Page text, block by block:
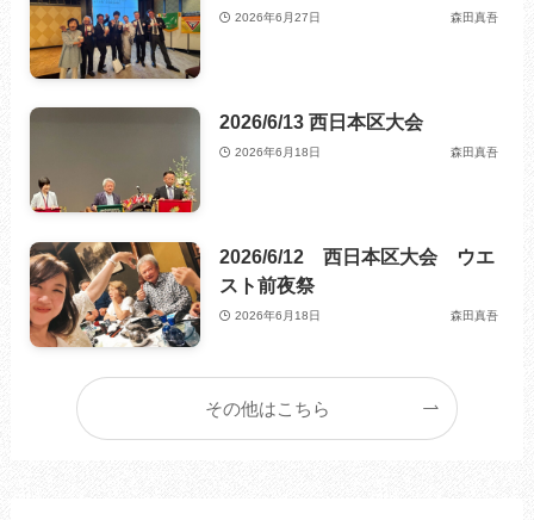
2026年6月27日 森田真吾
2026/6/13 西日本区大会
2026年6月18日 森田真吾
2026/6/12 西日本区大会 ウエ
スト前夜祭
2026年6月18日 森田真吾
その他はこちら